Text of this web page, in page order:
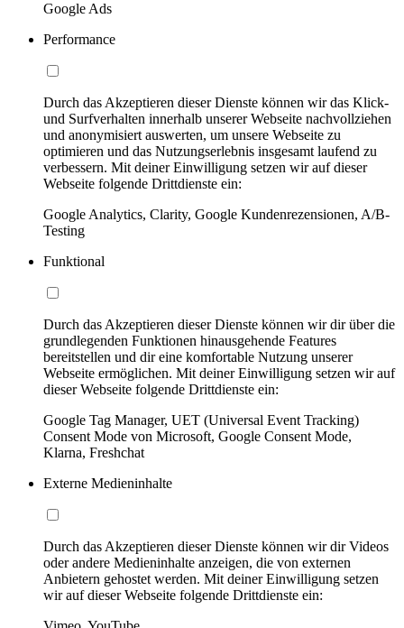
Google Ads
Performance
Durch das Akzeptieren dieser Dienste können wir das Klick-
und Surfverhalten innerhalb unserer Webseite nachvollziehen
und anonymisiert auswerten, um unsere Webseite zu
optimieren und das Nutzungserlebnis insgesamt laufend zu
verbessern. Mit deiner Einwilligung setzen wir auf dieser
Webseite folgende Drittdienste ein:
Google Analytics, Clarity, Google Kundenrezensionen, A/B-
Testing
Funktional
Durch das Akzeptieren dieser Dienste können wir dir über die
grundlegenden Funktionen hinausgehende Features
bereitstellen und dir eine komfortable Nutzung unserer
Webseite ermöglichen. Mit deiner Einwilligung setzen wir auf
dieser Webseite folgende Drittdienste ein:
Google Tag Manager, UET (Universal Event Tracking)
Consent Mode von Microsoft, Google Consent Mode,
Klarna, Freshchat
Externe Medieninhalte
Durch das Akzeptieren dieser Dienste können wir dir Videos
oder andere Medieninhalte anzeigen, die von externen
Anbietern gehostet werden. Mit deiner Einwilligung setzen
wir auf dieser Webseite folgende Drittdienste ein: